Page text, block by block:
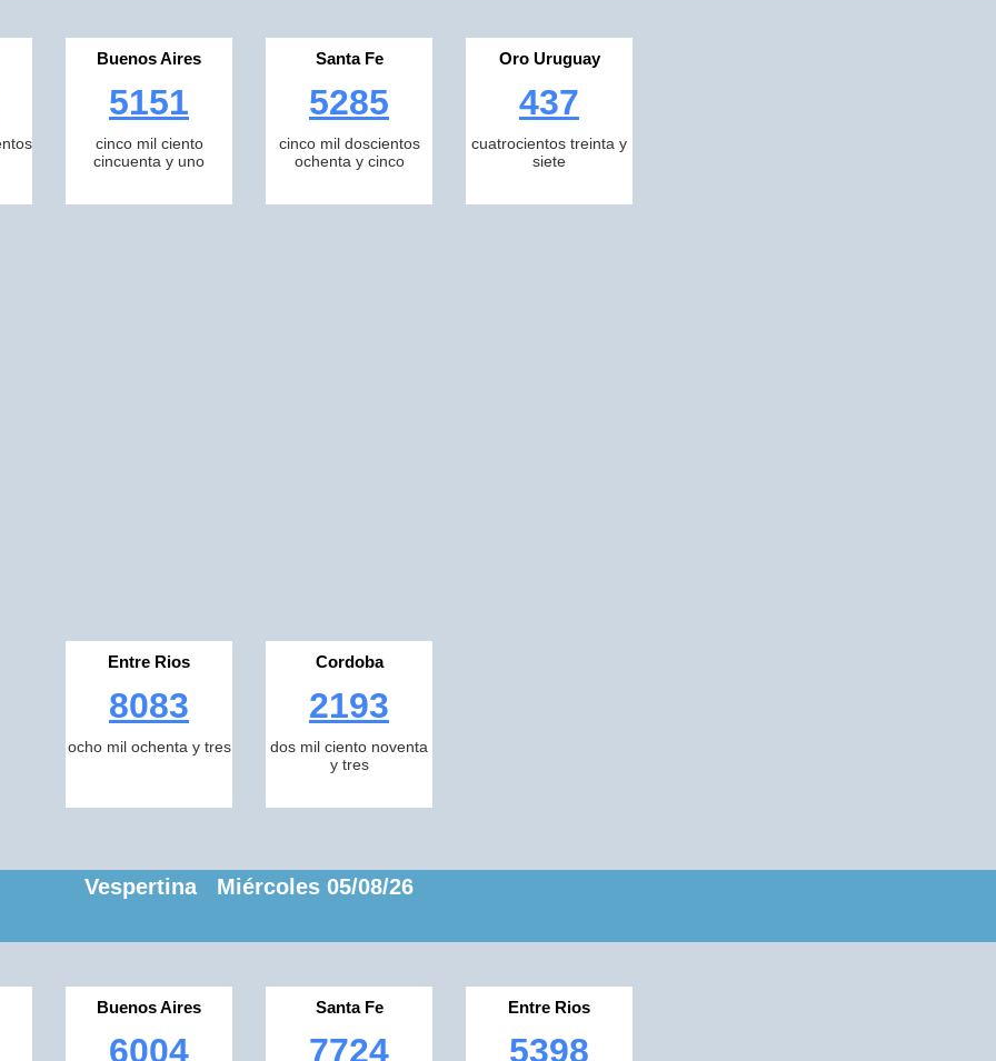
Buenos Aires
5151
cinco mil ciento
cincuenta y uno
Santa Fe
5285
cinco mil doscientos
ochenta y cinco
Oro Uruguay
437
cuatrocientos treinta y
siete
Entre Rios
8083
ocho mil ochenta y tres
Cordoba
2193
dos mil ciento noventa
y tres
Vespertina Miércoles 05/08/26
Buenos Aires
6004
Santa Fe
7724
Entre Rios
5398